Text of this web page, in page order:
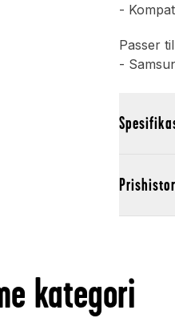
-
Passer
-
kategori